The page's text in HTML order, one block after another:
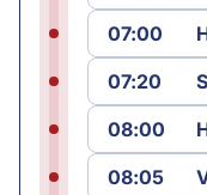
07:00
07:20
08:00
08:05